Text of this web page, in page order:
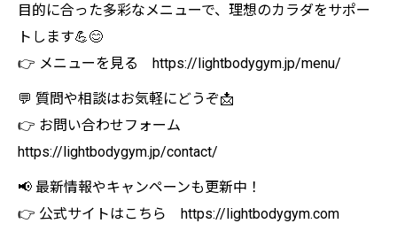
目的に合った多彩なメニューで、理想のカラダをサポー
トします💪😊
👉 メニューを見る https://lightbodygym.jp/menu/
💬 質問や相談はお気軽にどうぞ📩
👉 お問い合わせフォーム
https://lightbodygym.jp/contact/
📢 最新情報やキャンペーンも更新中！
👉 公式サイトはこちら https://lightbodygym.com